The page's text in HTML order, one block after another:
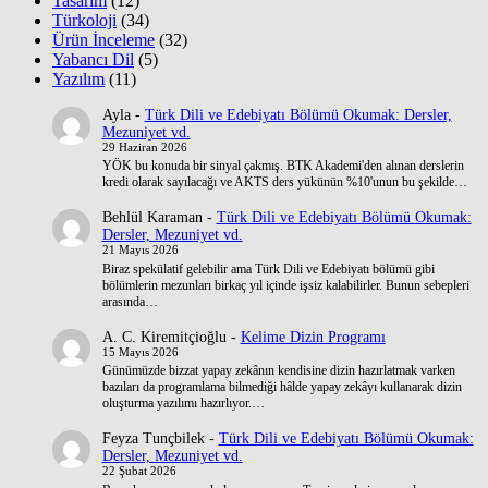
Türkoloji (34)
Ürün İnceleme (32)
Yabancı Dil (5)
Yazılım (11)
Ayla- Türk Dili ve Edebiyatı Bölümü Okumak: Dersler,
Mezuniyet vd.
29 Haziran 2026
YÖK bu konuda bir sinyal çakmış. BTK Akademi'den alınan derslerin
kredi olarak sayılacağı ve AKTS ders yükünün %10'unun bu şekilde…
Behlül Karaman- Türk Dili ve Edebiyatı Bölümü Okumak:
Dersler, Mezuniyet vd.
21 Mayıs 2026
Biraz spekülatif gelebilir ama Türk Dili ve Edebiyatı bölümü gibi
bölümlerin mezunları birkaç yıl içinde işsiz kalabilirler. Bunun sebepleri
arasında…
A. C. Kiremitçioğlu - Kelime Dizin Programı
15 Mayıs 2026
Günümüzde bizzat yapay zekânın kendisine dizin hazırlatmak varken
bazıları da programlama bilmediği hâlde yapay zekâyı kullanarak dizin
oluşturma yazılımı hazırlıyor.…
Feyza Tunçbilek- Türk Dili ve Edebiyatı Bölümü Okumak:
Dersler, Mezuniyet vd.
22 Şubat 2026